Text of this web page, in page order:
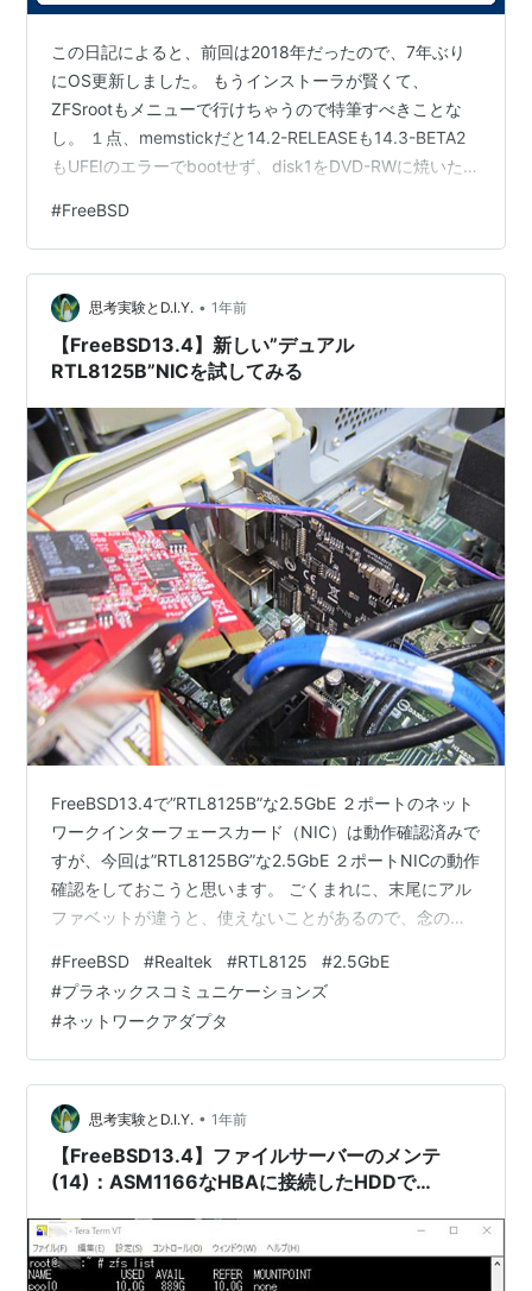
この日記によると、前回は2018年だったので、7年ぶり
にOS更新しました。 もうインストーラが賢くて、
ZFSrootもメニューで行けちゃうので特筆すべきことな
し。 １点、memstickだと14.2-RELEASEも14.3-BETA2
もUFEIのエラーでbootせず、disk1をDVD-RWに焼いたも
もとのHDDを外して、別のHDDをつないでインストール
無事に起動したら、もとのHDDもつないで、zfsの
mountpointを張り替え。 今回インストールしたのが
zroot、もとのHDDはztank。ztankをマウントなし(-N)で
impo…
#FreeBSD
思考実験とD.I.Y. • 1年前
【FreeBSD13.4】新しい”デュアル
RTL8125B”NICを試してみる
FreeBSD13.4で”RTL8125B”な2.5GbE ２ポートのネット
ワークインターフェースカード（NIC）は動作確認済みで
すが、今回は”RTL8125BG”な2.5GbE ２ポートNICの動作
確認をしておこうと思います。 ごくまれに、末尾にアル
ファベットが違うと、使えないことがあるので、念のた
してみる 2. NIC装着と起動確認 (1)NICの装着 (2)dmesg
の確認 3.ネットワーク設定の変更と動作確認
(1)/etc/rc.confの修正 (2)2.5GbEの動作確認 出典・引
用・備考 1. ”デュアルRTL …
#FreeBSD #Realtek #RTL8125 #2.5GbE
#プラネックスコミュニケーションズ
#ネットワークアダプタ
思考実験とD.I.Y. • 1年前
【FreeBSD13.4】ファイルサーバーのメンテ
(14)：ASM1166なHBAに接続したHDDで